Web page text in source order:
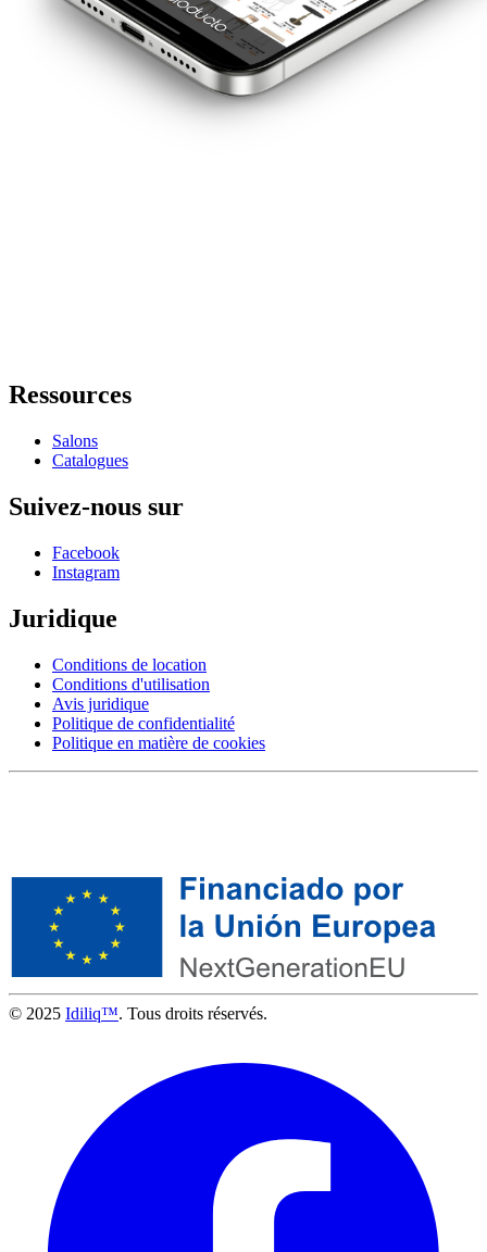
Ressources
Salons
Catalogues
Suivez-nous sur
Facebook
Instagram
Juridique
Conditions de location
Conditions d'utilisation
Avis juridique
Politique de confidentialité
Politique en matière de cookies
© 2025 Idiliq™. Tous droits réservés.